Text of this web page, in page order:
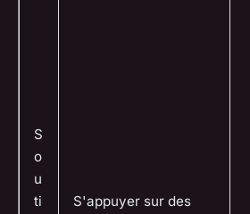
S
o
u
ti
S'appuyer sur des